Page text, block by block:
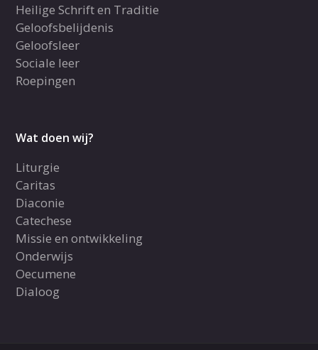
Heilige Schrift en Traditie
Geloofsbelijdenis
Geloofsleer
Sociale leer
Roepingen
Wat doen wij?
Liturgie
Caritas
Diaconie
Catechese
Missie en ontwikkeling
Onderwijs
Oecumene
Dialoog